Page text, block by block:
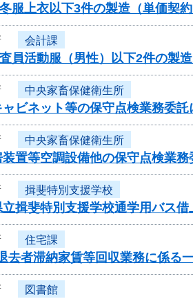
服上衣以下3件の製造（単価契約
会計課
員活動服（男性）以下2件の製
中央家畜保健衛生所
ビネット等の保守点検業務委
中央家畜保健衛生所
置等空調設備他の保守点検業
揖斐特別支援学校
揖斐特別支援学校通学用バス
住宅課
去者滞納家賃等回収業務に係る
図書館